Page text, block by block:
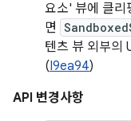
요소' 뷰에 클리
면
텐츠 뷰 외부의
(I9ea94)
API 변경사항